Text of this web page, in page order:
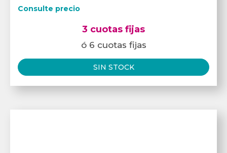
Consulte precio
3 cuotas fijas
ó 6 cuotas fijas
SIN STOCK